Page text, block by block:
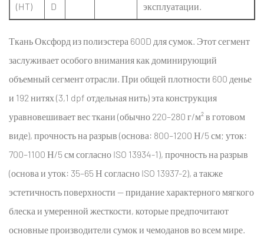
(HT)
D
эксплуатации.
Ткань Оксфорд из полиэстера 600D для сумок. Этот сегмент
заслуживает особого внимания как доминирующий
объемный сегмент отрасли. При общей плотности 600 денье
и 192 нитях (3,1 dpf отдельная нить) эта конструкция
уравновешивает вес ткани (обычно 220–280 г/м² в готовом
виде), прочность на разрыв (основа: 800–1200 Н/5 см; уток:
700–1100 Н/5 см согласно ISO 13934-1), прочность на разрыв
(основа и уток: 35–65 Н согласно ISO 13937-2), а также
эстетичность поверхности — придание характерного мягкого
блеска и умеренной жесткости, которые предпочитают
основные производители сумок и чемоданов во всем мире.